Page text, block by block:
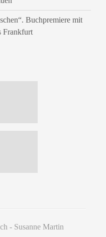
Buchpremiere mit
Frankfurt
- Susanne Martin